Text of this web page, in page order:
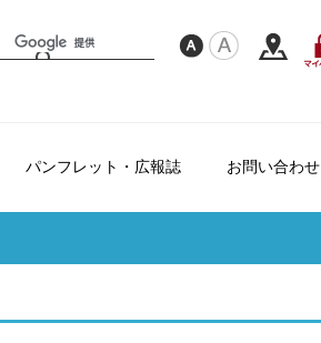
パンフレット・広報誌 お問い合わせ